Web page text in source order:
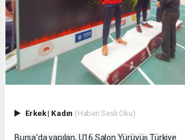
Erkek| Kadın (Haberi Sesli Oku)
Bursa'da yapılan, U16 Salon Yürüyüş Türkiye